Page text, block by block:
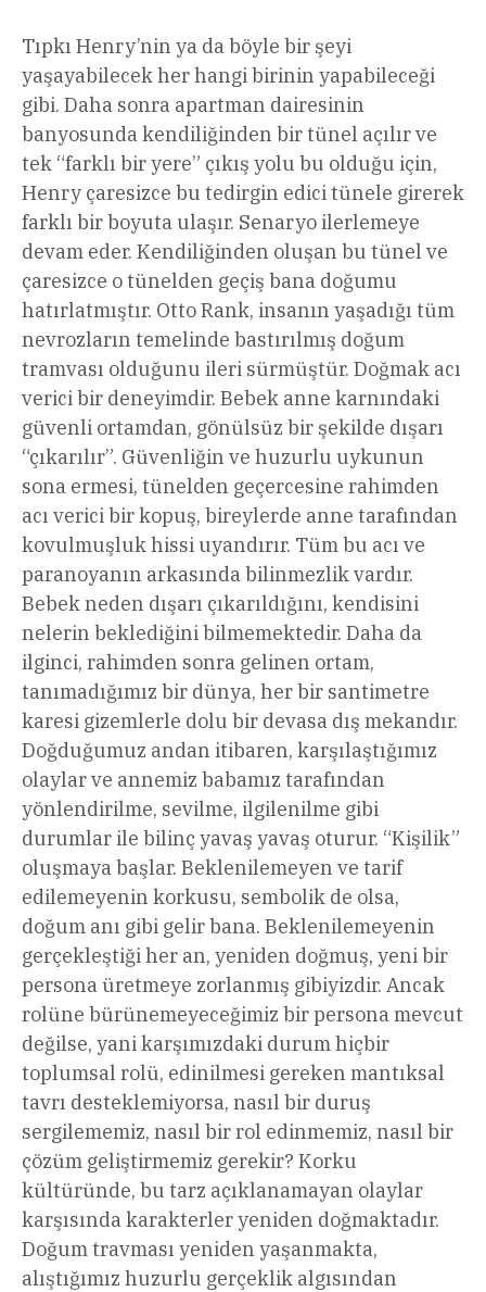
Tıpkı Henry’nin ya da böyle bir şeyi
yaşayabilecek her hangi birinin yapabileceği
gibi. Daha sonra apartman dairesinin
banyosunda kendiliğinden bir tünel açılır ve
tek “farklı bir yere” çıkış yolu bu olduğu için,
Henry çaresizce bu tedirgin edici tünele girerek
farklı bir boyuta ulaşır. Senaryo ilerlemeye
devam eder. Kendiliğinden oluşan bu tünel ve
çaresizce o tünelden geçiş bana doğumu
hatırlatmıştır. Otto Rank, insanın yaşadığı tüm
nevrozların temelinde bastırılmış doğum
tramvası olduğunu ileri sürmüştür. Doğmak acı
verici bir deneyimdir. Bebek anne karnındaki
güvenli ortamdan, gönülsüz bir şekilde dışarı
“çıkarılır”. Güvenliğin ve huzurlu uykunun
sona ermesi, tünelden geçercesine rahimden
acı verici bir kopuş, bireylerde anne tarafından
kovulmuşluk hissi uyandırır. Tüm bu acı ve
paranoyanın arkasında bilinmezlik vardır.
Bebek neden dışarı çıkarıldığını, kendisini
nelerin beklediğini bilmemektedir. Daha da
ilginci, rahimden sonra gelinen ortam,
tanımadığımız bir dünya, her bir santimetre
karesi gizemlerle dolu bir devasa dış mekandır.
Doğduğumuz andan itibaren, karşılaştığımız
olaylar ve annemiz babamız tarafından
yönlendirilme, sevilme, ilgilenilme gibi
durumlar ile bilinç yavaş yavaş oturur. “Kişilik”
oluşmaya başlar. Beklenilemeyen ve tarif
edilemeyenin korkusu, sembolik de olsa,
doğum anı gibi gelir bana. Beklenilemeyenin
gerçekleştiği her an, yeniden doğmuş, yeni bir
persona üretmeye zorlanmış gibiyizdir. Ancak
rolüne bürünemeyeceğimiz bir persona mevcut
değilse, yani karşımızdaki durum hiçbir
toplumsal rolü, edinilmesi gereken mantıksal
tavrı desteklemiyorsa, nasıl bir duruş
sergilememiz, nasıl bir rol edinmemiz, nasıl bir
çözüm geliştirmemiz gerekir? Korku
kültüründe, bu tarz açıklanamayan olaylar
karşısında karakterler yeniden doğmaktadır.
Doğum travması yeniden yaşanmakta,
alıştığımız huzurlu gerçeklik algısından